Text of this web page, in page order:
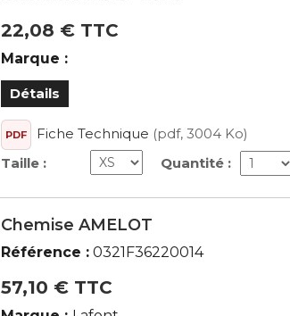
22,08 € TTC
Marque :
Détails
PDF Fiche Technique (pdf, 3004 Ko)
Taille :
Quantité :
Chemise AMELOT
Référence : 0321F36220014
57,10 € TTC